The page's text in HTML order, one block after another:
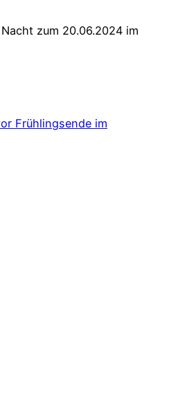
zum 20.06.2024 im